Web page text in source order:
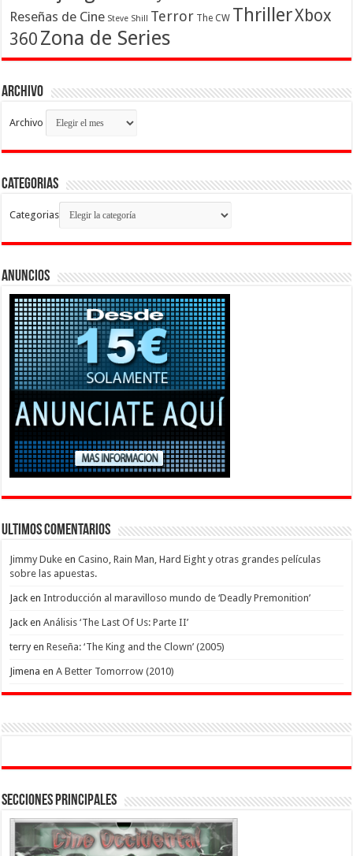
Reseñas de Cine Steve Shill Terror The CW ThrillerXbox
360 Zona de Series
Archivo
Archivo
Categorias
Categorias
Anuncios
Ultimos Comentarios
Jimmy Duke enCasino, Rain Man, Hard Eight y otras grandes películas
sobre las apuestas.
Jack enIntroducción al maravilloso mundo de ‘Deadly Premonition’
Jack enAnálisis ‘The Last Of Us: Parte II’
terryenReseña: ‘The King and the Clown’ (2005)
Jimena enA Better Tomorrow (2010)
Secciones Principales